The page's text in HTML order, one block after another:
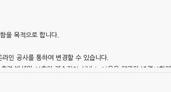
을 목적으로 합니다.
인 공사를 통하여 변경할 수 있습니다.
력 발생일 이후의 계속적인 서비스 이용은 약관의 변경사항에